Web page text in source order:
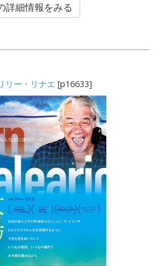
詳細情報をみる
リー・リナエ [p16633]